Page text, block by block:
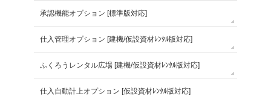
承認機能オプション [標準版対応]
仕入管理オプション [建機/仮設資材ﾚﾝﾀﾙ版対応]
ふくろうレンタル広場 [建機/仮設資材ﾚﾝﾀﾙ版対応]
仕入自動計上オプション [仮設資材ﾚﾝﾀﾙ版対応]